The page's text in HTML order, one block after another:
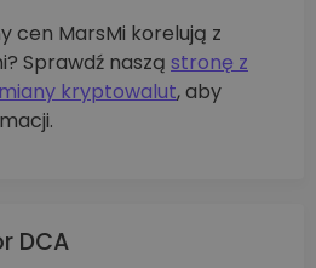
cen MarsMi korelują z
Sprawdź naszą stronę z
kryptowalut, aby
DCA